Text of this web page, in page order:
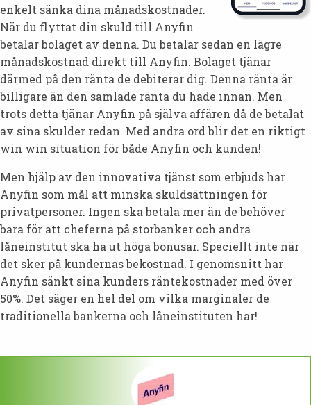
enkelt sänka dina månadskostnader.
När du flyttat din skuld till Anyfin
betalar bolaget av denna. Du betalar sedan en lägre
månadskostnad direkt till Anyfin. Bolaget tjänar
därmed på den ränta de debiterar dig. Denna ränta är
billigare än den samlade ränta du hade innan. Men
trots detta tjänar Anyfin på själva affären då de betalat
av sina skulder redan. Med andra ord blir det en riktigt
win win situation för både Anyfin och kunden!
Men hjälp av den innovativa tjänst som erbjuds har
Anyfin som mål att minska skuldsättningen för
privatpersoner. Ingen ska betala mer än de behöver
bara för att cheferna på storbanker och andra
låneinstitut ska ha ut höga bonusar. Speciellt inte när
det sker på kundernas bekostnad. I genomsnitt har
Anyfin sänkt sina kunders räntekostnader med över
50%. Det säger en hel del om vilka marginaler de
traditionella bankerna och låneinstituten har!